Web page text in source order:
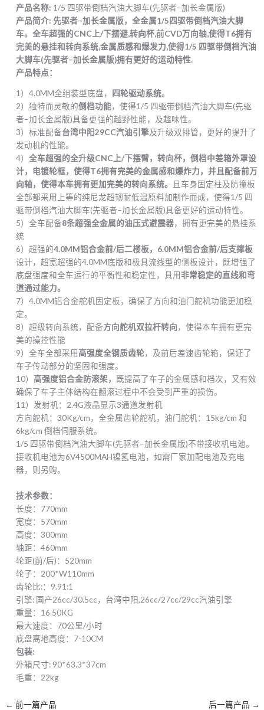
产品名称: 1/5 四驱带倒档汽油大脚车(先驱者–加长金属版)
产品简介: 先驱者–加长金属版，全金属1/5四驱带倒档汽油大脚
车。全车超强的CNC上/下摆避,转向杯,前CVD万向轴,使得T6拥有
完美的悬挂和转向系统,金属质感和爆发力,使得1/5 四驱带倒档汽油
大脚车(先驱者–加长金属版)拥有更好的运动特性.
产品特点：
1）4.0MM全组装型底盘， 四轮驱动系统。
2）独特而灵敏的倒档功能，使得1/5 四驱带倒档汽油大脚车(先驱
者–加长金属版)具备更强的越野性能，及趣味性。
3）标准配备台湾中阳29CC汽油引擎及升级双排管，更好的提升了
发动机的性能。
4）全车超强的全升级CNC上/下摆臂，转向杯，倒档中差箱外罩设
计，电镀轮框，使得T6拥有完美的金属感和爆炸力，并且配备前万
向轴，使得本车拥有更加完美的转向系统。
且车身固定柱及防撞板
全部都采用上等的纯尼龙超韧耐低温原料加制作而成，使得1/5 四
驱带倒档汽油大脚车(先驱者–加长金属版)具备更好的运动特性。
5）全车配备8条超强全金属的油压式避震器，拥有更完美的悬挂系
统
6）超强的4.0MM铝合金前/后二楼板，6.0MM铝合金前/后支撑板
设计，超宽超强的4.0MM底版和极具流线型的侧板设计，既增强了
底盘强度和全车运行的平衡性和稳定性，具用非常稳定的直线和弯
道通过能力。
7）4.0MM铝合金舵机固定板，确保了方向和油门舵机功能更加稳
定。
8）超级转向系统，配备方向舵机双拉杆转向，使得本车拥有更完
美的操控性能
9）全车全部采用高强度全钢质齿轮，及前后差速齿轮箱，保证了
车子传动部分的坚固和强度。
10）高强度铝合金防滚架， 既提高了车子的金属感和档次，又有效
确保了车子主体结构在翻滚过程中不会受到严重的损伤。
11）发射机：2.4G液晶显示3通道发射机
方向舵机：30Kg/cm，全金属齿轮舵机，油门舵机：15kg/cm 和
6kg/cm 倒档伺服系统。
1/5 四驱带倒档汽油大脚车(先驱者–加长金属版)不带接收机电池。
接收机电池为6V4500MAH镍氢电池，如需厂家加配电池及充电
器，则另购。
技术参数：
长度：770mm
宽度：570mm
高度：300mm
轴距：460mm
轮距(前/后)：520mm
轮子：200*W110mm
齿轮比:：9.91:1
引擎: 国产26cc/30.5cc，台湾中阳,26cc/27cc/29cc汽油引擎
重量：16.50KG
最大速度：70公里/小时
底盘离地高度：7-10CM
包装:
外箱尺寸: 90*63.3*37cm
毛重：22kg
← 前一篇产品
后一篇产品 →